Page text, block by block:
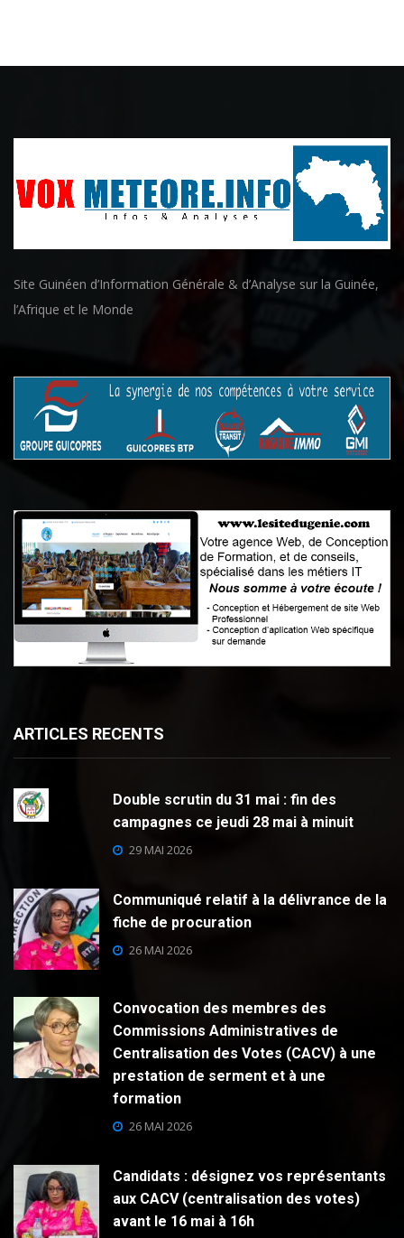
Site Guinéen d’Information Générale & d’Analyse sur la Guinée,
l’Afrique et le Monde
ARTICLES RECENTS
Double scrutin du 31 mai : fin des
campagnes ce jeudi 28 mai à minuit
29 MAI 2026
Communiqué relatif à la délivrance de la
fiche de procuration
26 MAI 2026
Convocation des membres des
Commissions Administratives de
Centralisation des Votes (CACV) à une
prestation de serment et à une
formation
26 MAI 2026
Candidats : désignez vos représentants
aux CACV (centralisation des votes)
avant le 16 mai à 16h